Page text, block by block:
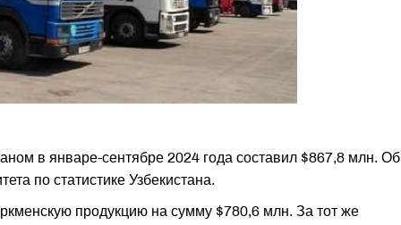
в январе-сентябре 2024 года составил $867,8 млн. Об
по статистике Узбекистана.
продукцию на сумму $780,6 млн. За тот же